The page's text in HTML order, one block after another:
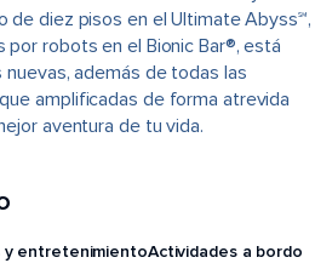
de diez pisos en el Ultimate Abyss℠,
robots en el Bionic Bar®, está
además de todas las
amplificadas de forma atrevida
aventura de tu vida.
y entretenimientoActividades a bordo